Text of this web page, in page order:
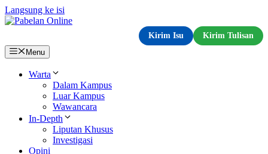
Langsung ke isi
Kirim Isu
Kirim Tulisan
Menu
Warta
Dalam Kampus
Luar Kampus
Wawancara
In-Depth
Liputan Khusus
Investigasi
Opini